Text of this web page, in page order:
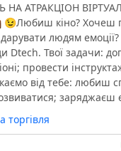
НА АТРАКЦІОН
кіно? Хочеш
людям
Dtech. ️Твої задачи:
провести
від тебе: любиш
заряджаєш
торгівля